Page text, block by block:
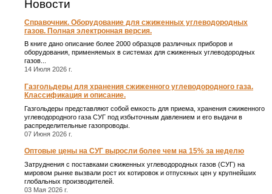
Новости
Справочник. Оборудование для сжиженных углеводородных
газов. Полная электронная версия.
В книге дано описание более 2000 образцов различных приборов и
оборудования, применяемых в системах для сжиженных углеводородных
газов...
14 Июля 2026 г.
Газгольдеры для хранения сжиженного углеводородного газа.
Классификация и описание.
Газгольдеры представляют собой емкость для приема, хранения сжиженного
углеводородного газа СУГ под избыточным давлением и его выдачи в
распределительные газопроводы.
07 Июня 2026 г.
Оптовые цены на СУГ выросли более чем на 15% за неделю
Затруднения с поставками сжиженных углеводородных газов (СУГ) на
мировом рынке вызвали рост их котировок и отпускных цен у крупнейших
глобальных производителей.
03 Мая 2026 г.